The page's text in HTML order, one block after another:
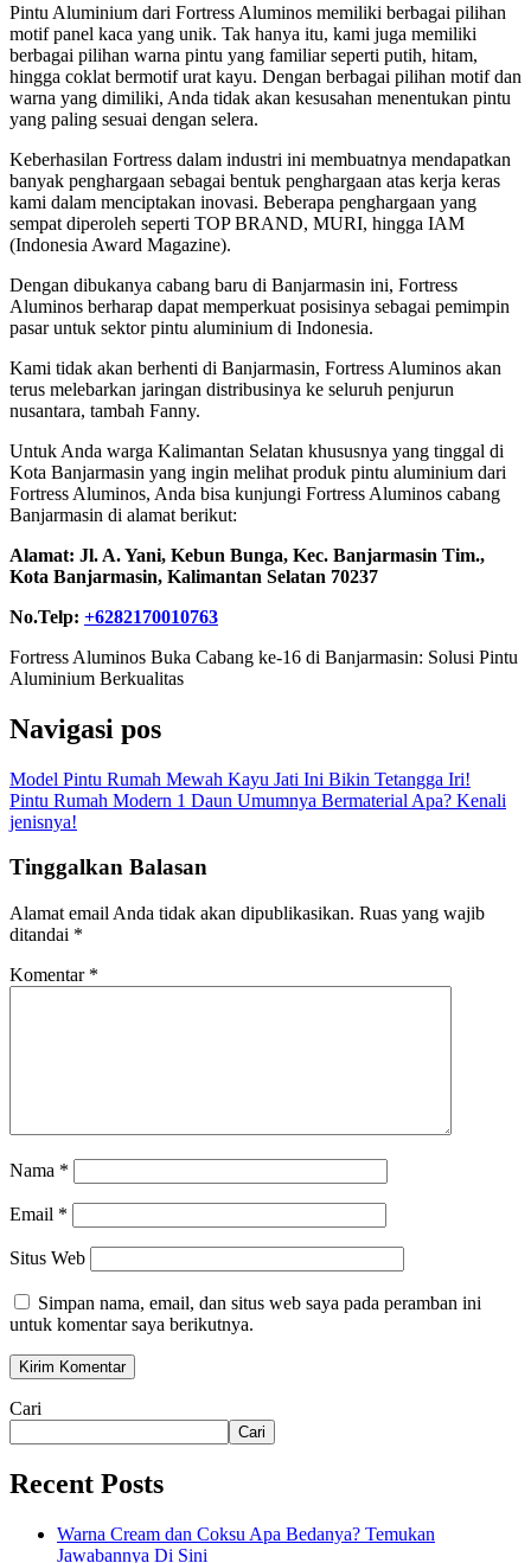
Pintu Aluminium dari Fortress Aluminos memiliki berbagai pilihan
motif panel kaca yang unik. Tak hanya itu, kami juga memiliki
berbagai pilihan warna pintu yang familiar seperti putih, hitam,
hingga coklat bermotif urat kayu. Dengan berbagai pilihan motif dan
warna yang dimiliki, Anda tidak akan kesusahan menentukan pintu
yang paling sesuai dengan selera.
Keberhasilan Fortress dalam industri ini membuatnya mendapatkan
banyak penghargaan sebagai bentuk penghargaan atas kerja keras
kami dalam menciptakan inovasi. Beberapa penghargaan yang
sempat diperoleh seperti TOP BRAND, MURI, hingga IAM
(Indonesia Award Magazine).
Dengan dibukanya cabang baru di Banjarmasin ini, Fortress
Aluminos berharap dapat memperkuat posisinya sebagai pemimpin
pasar untuk sektor pintu aluminium di Indonesia.
Kami tidak akan berhenti di Banjarmasin, Fortress Aluminos akan
terus melebarkan jaringan distribusinya ke seluruh penjurun
nusantara, tambah Fanny.
Untuk Anda warga Kalimantan Selatan khususnya yang tinggal di
Kota Banjarmasin yang ingin melihat produk pintu aluminium dari
Fortress Aluminos, Anda bisa kunjungi Fortress Aluminos cabang
Banjarmasin di alamat berikut:
Alamat: Jl. A. Yani, Kebun Bunga, Kec. Banjarmasin Tim.,
Kota Banjarmasin, Kalimantan Selatan 70237
No.Telp: +6282170010763
Fortress Aluminos Buka Cabang ke-16 di Banjarmasin: Solusi Pintu
Aluminium Berkualitas
Navigasi pos
Model Pintu Rumah Mewah Kayu Jati Ini Bikin Tetangga Iri!
Pintu Rumah Modern 1 Daun Umumnya Bermaterial Apa? Kenali
jenisnya!
Tinggalkan Balasan
Alamat email Anda tidak akan dipublikasikan. Ruas yang wajib
ditandai *
Komentar *
Nama *
Email *
Situs Web
Simpan nama, email, dan situs web saya pada peramban ini
untuk komentar saya berikutnya.
Cari
Cari
Recent Posts
Warna Cream dan Coksu Apa Bedanya? Temukan
Jawabannya Di Sini